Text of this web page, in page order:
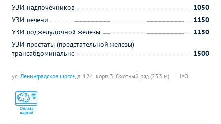
ул. Ленинградское шоссе, д. 124, корп. 3, Охотный ряд (233 м) ЦАО
УЗИ надпочечников
1050
УЗИ печени
1150
УЗИ поджелудочной железы
1150
УЗИ простаты (предстательной железы)
трансабдоминально
1500